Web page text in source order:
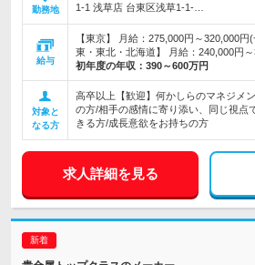
勤務地
1-1 浅草店 台東区浅草1-1-…
給与
【東京】 月給：275,000円～320,000
東・東北・北海道】 月給：240,000円～
初年度の年収： 390～600万円
対象と
なる方
高卒以上【歓迎】何かしらのマネジメ
の方/相手の感情に寄り添い、同じ視点
きる方/成長意欲をお持ちの方
求人詳細を見る